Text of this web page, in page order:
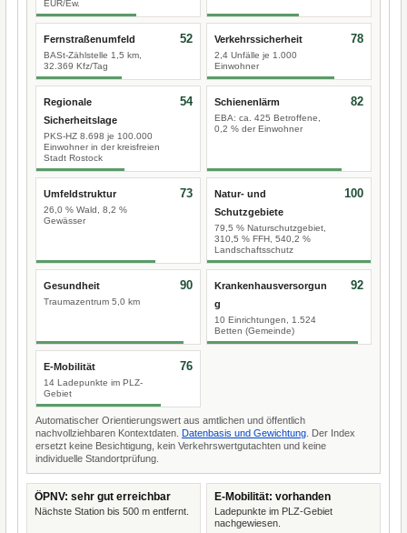
EUR/Ew.
Fernstraßenumfeld
BASt-Zählstelle 1,5 km,
32.369 Kfz/Tag
52 Verkehrssicherheit
2,4 Unfälle je 1.000
Einwohner
78
Regionale
Sicherheitslage
PKS-HZ 8.698 je 100.000
Einwohner in der kreisfreien
Stadt Rostock
54 Schienenlärm
EBA: ca. 425 Betroffene,
0,2 % der Einwohner
82
Umfeldstruktur
26,0 % Wald, 8,2 %
Gewässer
73
Natur- und
Schutzgebiete
79,5 % Naturschutzgebiet,
310,5 % FFH, 540,2 %
Landschaftsschutz
100
Gesundheit
Traumazentrum 5,0 km
90
Krankenhausversorgun
g
10 Einrichtungen, 1.524
Betten (Gemeinde)
92
E-Mobilität
14 Ladepunkte im PLZ-
Gebiet
76
Automatischer Orientierungswert aus amtlichen und öffentlich
nachvollziehbaren Kontextdaten. Datenbasis und Gewichtung . Der Index
ersetzt keine Besichtigung, kein Verkehrswertgutachten und keine
individuelle Standortprüfung.
ÖPNV: sehr gut erreichbar
Nächste Station bis 500 m entfernt.
E-Mobilität: vorhanden
Ladepunkte im PLZ-Gebiet
nachgewiesen.